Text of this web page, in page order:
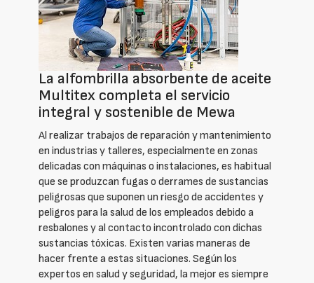
La alfombrilla absorbente de aceite
Multitex completa el servicio
integral y sostenible de Mewa
Al realizar trabajos de reparación y mantenimiento
en industrias y talleres, especialmente en zonas
delicadas con máquinas o instalaciones, es habitual
que se produzcan fugas o derrames de sustancias
peligrosas que suponen un riesgo de accidentes y
peligros para la salud de los empleados debido a
resbalones y al contacto incontrolado con dichas
sustancias tóxicas. Existen varias maneras de
hacer frente a estas situaciones. Según los
expertos en salud y seguridad, la mejor es siempre